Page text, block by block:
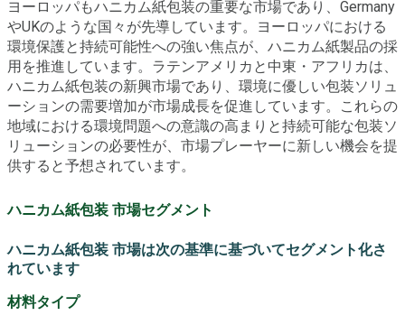
ヨーロッパもハニカム紙包装の重要な市場であり、Germany
やUKのような国々が先導しています。ヨーロッパにおける
環境保護と持続可能性への強い焦点が、ハニカム紙製品の採
用を推進しています。ラテンアメリカと中東・アフリカは、
ハニカム紙包装の新興市場であり、環境に優しい包装ソリュ
ーションの需要増加が市場成長を促進しています。これらの
地域における環境問題への意識の高まりと持続可能な包装ソ
リューションの必要性が、市場プレーヤーに新しい機会を提
供すると予想されています。
ハニカム紙包装 市場セグメント
ハニカム紙包装 市場は次の基準に基づいてセグメント化さ
れています
材料タイプ